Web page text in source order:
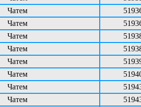
Чатем
Чатем
Чатем
Чатем
Чатем
Чатем
Чатем
Чатем